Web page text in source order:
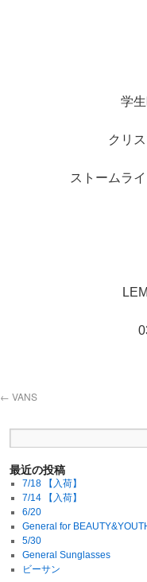
学
クリ
ストームラ
← VANS
最近の投稿
7/18 【入荷】
7/14 【入荷】
6/20
General for
5/30
General Sunglasses
ビーサン